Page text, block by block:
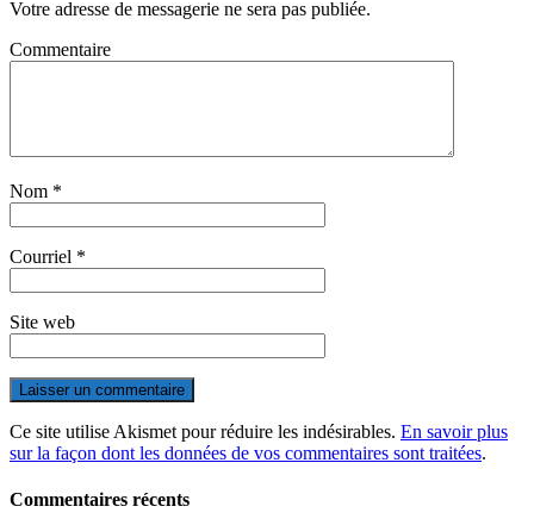
Votre adresse de messagerie ne sera pas publiée.
Commentaire
Nom *
Courriel *
Site web
Ce site utilise Akismet pour réduire les indésirables. En savoir plus
sur la façon dont les données de vos commentaires sont traitées.
Commentaires récents